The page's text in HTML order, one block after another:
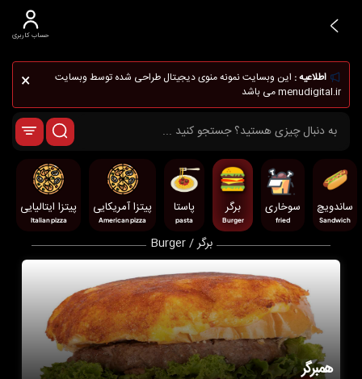
حساب کاربری
× اطلاعیه : این وبسایت نمونه منوی دیجیتال طراحی شده توسط وبسایت
menudigital.ir می باشد
ساندویچ
Sandwich
سوخاری
fried
برگر
Burger
پاستا
pasta
پیتزا آمریکایی
American pizza
پیتزا ایتالیایی
Italian pizza
برگر / Burger
همبرگر